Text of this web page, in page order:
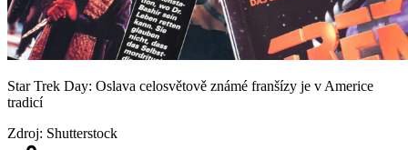
Star Trek Day: Oslava celosvětově známé franšízy je v Americe
tradicí
Zdroj: Shutterstock